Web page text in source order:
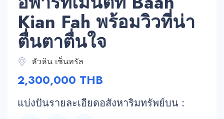
Kian Fah พร้อมวิวที่น่า
ตื่นตาตื่นใจ
หัวหิน เซ็นทรัล
2,300,000 THB
แบ่งปันรายละเอียดอสังหาริมทรัพย์บน :